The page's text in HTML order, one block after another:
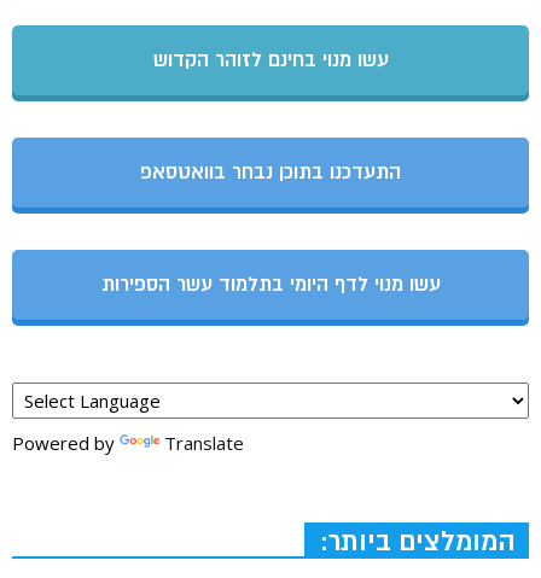
עשו מנוי בחינם לזוהר הקדוש
התעדכנו בתוכן נבחר בוואטסאפ
עשו מנוי לדף היומי בתלמוד עשר הספירות
Powered by Translate
המומלצים ביותר: